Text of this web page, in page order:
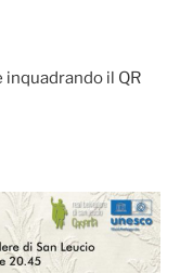
il QR